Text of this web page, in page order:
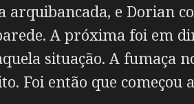
e Dorian
A próxima foi em
situação. A fumaça
Foi então que começou